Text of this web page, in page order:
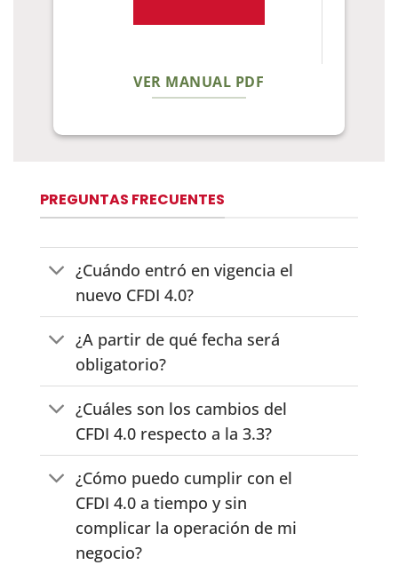
VER MANUAL PDF
PREGUNTAS FRECUENTES
¿Cuándo entró en vigencia el
nuevo CFDI 4.0?
¿A partir de qué fecha será
obligatorio?
¿Cuáles son los cambios del
CFDI 4.0 respecto a la 3.3?
¿Cómo puedo cumplir con el
CFDI 4.0 a tiempo y sin
complicar la operación de mi
negocio?